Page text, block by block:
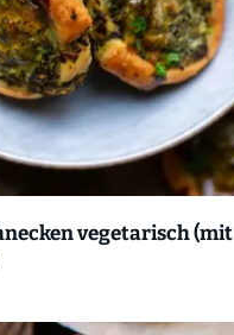
vegetarisch (mit